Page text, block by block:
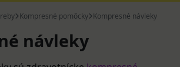
Kompresné pomôcky Kompresné návleky
návleky